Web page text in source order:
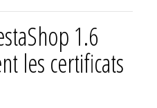
1.6
les certificats